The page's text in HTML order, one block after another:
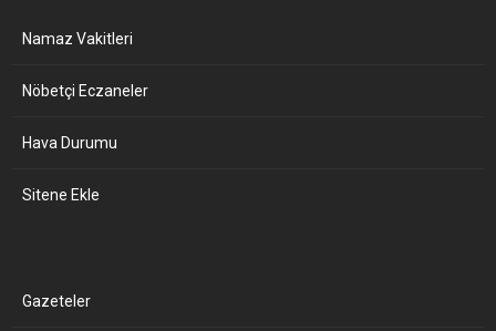
Namaz Vakitleri
Nöbetçi Eczaneler
Hava Durumu
Sitene Ekle
Gazeteler